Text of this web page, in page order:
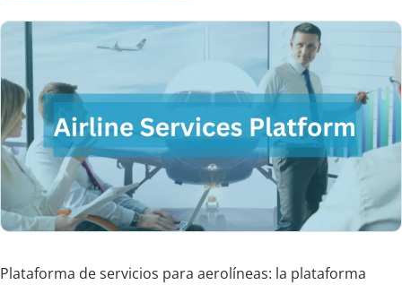
Plataforma de servicios para aerolíneas: la plataforma